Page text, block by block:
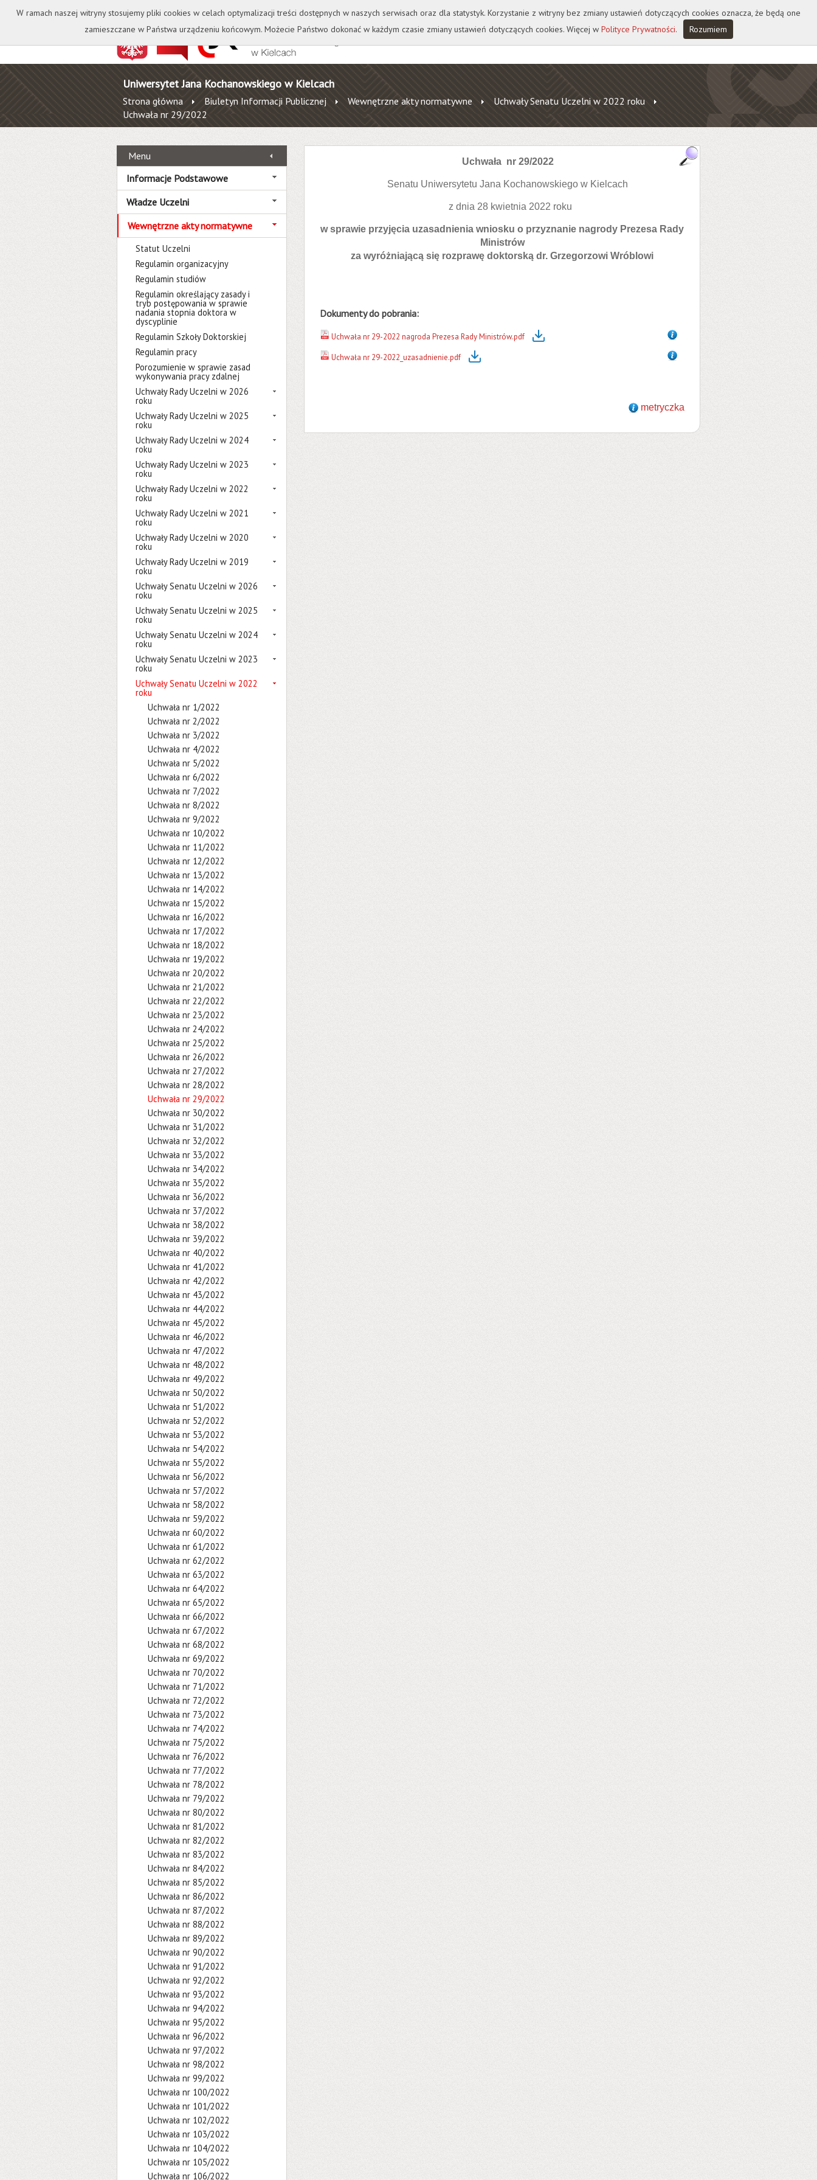
Kontakt Biblioteka Wydawnictwo Wirtualna Uczelnia A A A A
Uniwersytet Jana Kochanowskiego w Kielcach
Strona główna Biuletyn Informacji Publicznej Wewnętrzne akty normatywne
Uchwały Senatu Uczelni w 2022 roku
Uchwała nr 29/2022
Menu
Informacje Podstawowe
Władze Uczelni
Wewnętrzne akty normatywne
Statut Uczelni
Regulamin organizacyjny
Regulamin studiów
Regulamin określający zasady i
tryb postępowania w sprawie
nadania stopnia doktora w
dyscyplinie
Regulamin Szkoły Doktorskiej
Regulamin pracy
Porozumienie w sprawie zasad
wykonywania pracy zdalnej
Uchwały Rady Uczelni w 2026
roku
Uchwały Rady Uczelni w 2025
roku
Uchwały Rady Uczelni w 2024
roku
Uchwały Rady Uczelni w 2023
roku
Uchwały Rady Uczelni w 2022
roku
Uchwały Rady Uczelni w 2021
roku
Uchwały Rady Uczelni w 2020
roku
Uchwały Rady Uczelni w 2019
roku
Uchwały Senatu Uczelni w 2026
roku
Uchwały Senatu Uczelni w 2025
roku
Uchwały Senatu Uczelni w 2024
roku
Uchwały Senatu Uczelni w 2023
roku
Uchwały Senatu Uczelni w 2022
roku
Uchwała nr 1/2022
Uchwała nr 2/2022
Uchwała nr 3/2022
Uchwała nr 4/2022
Uchwała nr 5/2022
Uchwała nr 6/2022
Uchwała nr 7/2022
Uchwała nr 8/2022
Uchwała nr 9/2022
Uchwała nr 10/2022
Uchwała nr 11/2022
Uchwała nr 12/2022
Uchwała nr 13/2022
Uchwała nr 14/2022
Uchwała nr 15/2022
Uchwała nr 16/2022
Uchwała nr 17/2022
Uchwała nr 18/2022
Uchwała nr 19/2022
Uchwała nr 20/2022
Uchwała nr 21/2022
Uchwała nr 22/2022
Uchwała nr 23/2022
Uchwała nr 24/2022
Uchwała nr 25/2022
Uchwała nr 26/2022
Uchwała nr 27/2022
Uchwała nr 28/2022
Uchwała nr 29/2022
Uchwała nr 30/2022
Uchwała nr 31/2022
Uchwała nr 32/2022
Uchwała nr 33/2022
Uchwała nr 34/2022
Uchwała nr 35/2022
Uchwała nr 36/2022
Uchwała nr 37/2022
Uchwała nr 38/2022
Uchwała nr 39/2022
Uchwała nr 40/2022
Uchwała nr 41/2022
Uchwała nr 42/2022
Uchwała nr 43/2022
Uchwała nr 44/2022
Uchwała nr 45/2022
Uchwała nr 46/2022
Uchwała nr 47/2022
Uchwała nr 48/2022
Uchwała nr 49/2022
Uchwała nr 50/2022
Uchwała nr 51/2022
Uchwała nr 52/2022
Uchwała nr 53/2022
Uchwała nr 54/2022
Uchwała nr 55/2022
Uchwała nr 56/2022
Uchwała nr 57/2022
Uchwała nr 58/2022
Uchwała nr 59/2022
Uchwała nr 60/2022
Uchwała nr 61/2022
Uchwała nr 62/2022
Uchwała nr 63/2022
Uchwała nr 64/2022
Uchwała nr 65/2022
Uchwała nr 66/2022
Uchwała nr 67/2022
Uchwała nr 68/2022
Uchwała nr 69/2022
Uchwała nr 70/2022
Uchwała nr 71/2022
Uchwała nr 72/2022
Uchwała nr 73/2022
Uchwała nr 74/2022
Uchwała nr 75/2022
Uchwała nr 76/2022
Uchwała nr 77/2022
Uchwała nr 78/2022
Uchwała nr 79/2022
Uchwała nr 80/2022
Uchwała nr 81/2022
Uchwała nr 82/2022
Uchwała nr 83/2022
Uchwała nr 84/2022
Uchwała nr 85/2022
Uchwała nr 86/2022
Uchwała nr 87/2022
Uchwała nr 88/2022
Uchwała nr 89/2022
Uchwała nr 90/2022
Uchwała nr 91/2022
Uchwała nr 92/2022
Uchwała nr 93/2022
Uchwała nr 94/2022
Uchwała nr 95/2022
Uchwała nr 96/2022
Uchwała nr 97/2022
Uchwała nr 98/2022
Uchwała nr 99/2022
Uchwała nr 100/2022
Uchwała nr 101/2022
Uchwała nr 102/2022
Uchwała nr 103/2022
Uchwała nr 104/2022
Uchwała nr 105/2022
Uchwała nr 106/2022
Uchwała nr 29/2022
Senatu Uniwersytetu Jana Kochanowskiego w Kielcach
z dnia 28 kwietnia 2022 roku
w sprawie przyjęcia uzasadnienia wniosku o przyznanie nagrody Prezesa Rady
Ministrów
za wyróżniającą się rozprawę doktorską dr. Grzegorzowi Wróblowi
Dokumenty do pobrania:
Uchwała nr 29-2022 nagroda Prezesa Rady Ministrów.pdf
Uchwała nr 29-2022_uzasadnienie.pdf
metryczka
W ramach naszej witryny stosujemy pliki cookies w celach optymalizacji treści dostępnych w naszych serwisach oraz dla statystyk. Korzystanie z witryny bez zmiany ustawień dotyczących cookies oznacza, że będą one
zamieszczane w Państwa urządzeniu końcowym. Możecie Państwo dokonać w każdym czasie zmiany ustawień dotyczących cookies. Więcej w Polityce Prywatności. Rozumiem